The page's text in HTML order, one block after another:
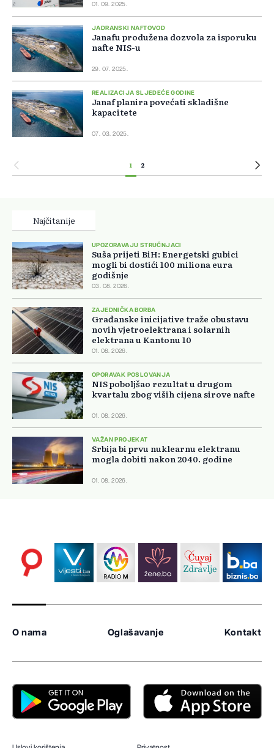
01. 09. 2025.
JADRANSKI NAFTOVOD
Janafu produžena dozvola za isporuku
nafte NIS-u
29. 07. 2025.
REALIZACIJA SLJEDEĆE GODINE
Janaf planira povećati skladišne
kapacitete
07. 03. 2025.
1 2
Najčitanije
UPOZORAVAJU STRUČNJACI
Suša prijeti BiH: Energetski gubici
mogli bi dostići 100 miliona eura
godišnje
03. 08. 2026.
ZAJEDNIČKA BORBA
Građanske inicijative traže obustavu
novih vjetroelektrana i solarnih
elektrana u Kantonu 10
01. 08. 2026.
OPORAVAK POSLOVANJA
NIS poboljšao rezultat u drugom
kvartalu zbog viših cijena sirove nafte
01. 08. 2026.
VAŽAN PROJEKAT
Srbija bi prvu nuklearnu elektranu
mogla dobiti nakon 2040. godine
01. 08. 2026.
O nama Oglašavanje Kontakt